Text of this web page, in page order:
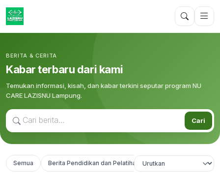
BERITA & CERITA
Kabar terbaru dari kami
Temukan informasi, kisah, dan kabar terkini seputar program NU
CARE LAZISNU Lampung.
Cari
Semua Berita Pendidikan dan Pelatihan https://